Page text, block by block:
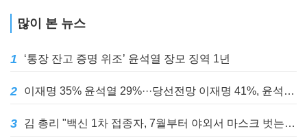
많이 본 뉴스
1 ‘통장 잔고 증명 위조’ 윤석열 장모 징역 1년
2 이재명 35% 윤석열 29%···당선전망 이재명 41%, 윤석열 32%
3 김 총리 "백신 1차 접종자, 7월부터 야외서 마스크 벗는다"